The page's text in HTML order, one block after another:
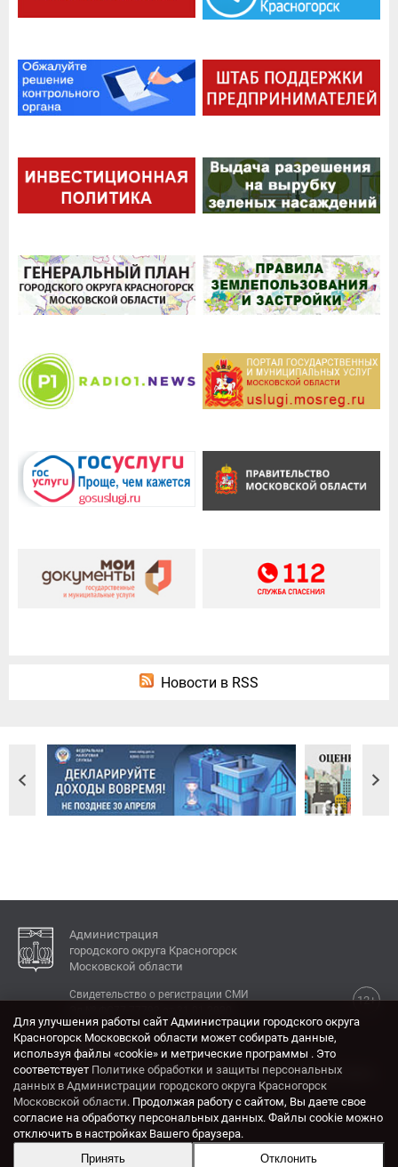
Новости в RSS
Администрация
городского округа Красногорск
Московской области
12+
Свидетельство о регистрации СМИ
КОНТАКТЫ
Адрес: 143404, Московская область, г. Красногорск,
ул. Ленина, дом 4.
Электронная почта:
krasrn@mosreg.ru
Для улучшения работы сайт Администрации городского округа
Красногорск Московской области может собирать данные,
используя файлы «cookie» и метрические программы . Это
соответствует Политике обработки и защиты персональных
данных в Администрации городского округа Красногорск
Московской области. Продолжая работу с сайтом, Вы даете свое
согласие на обработку персональных данных. Файлы cookie можно
отключить в настройках Вашего браузера.
Принять
Отклонить